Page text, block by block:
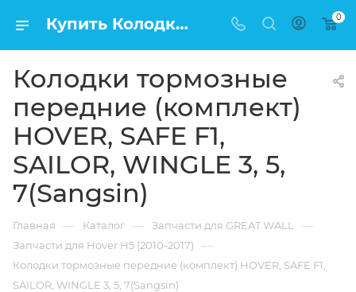
Купить Колодки тормозные передние (комплект) HOVER, SAFE F1, SAILOR, WINGLE 3, 5, 7(Sangsin) в Москве по низкой цене 0
Колодки тормозные
передние (комплект)
HOVER, SAFE F1,
SAILOR, WINGLE 3, 5,
7(Sangsin)
Главная — Каталог — Запчасти для GREAT WALL —
Запчасти для Hover H5 (2010-2017) —
Колодки тормозные передние (комплект) HOVER, SAFE F1,
SAILOR, WINGLE 3, 5, 7(Sangsin)